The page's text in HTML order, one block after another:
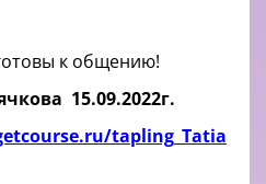
к общению!
15.09.2022г.
tapling_Tatia